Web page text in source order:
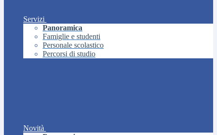
Servizi
Panoramica
Famiglie e studenti
Personale scolastico
Percorsi di studio
Novità